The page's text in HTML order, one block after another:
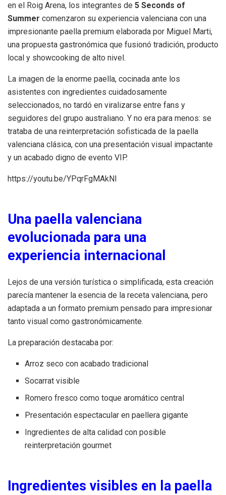
en el Roig Arena, los integrantes de 5 Seconds of
Summer comenzaron su experiencia valenciana con una
impresionante paella premium elaborada por Miguel Marti,
una propuesta gastronómica que fusionó tradición, producto
local y showcooking de alto nivel.
La imagen de la enorme paella, cocinada ante los
asistentes con ingredientes cuidadosamente
seleccionados, no tardó en viralizarse entre fans y
seguidores del grupo australiano. Y no era para menos: se
trataba de una reinterpretación sofisticada de la paella
valenciana clásica, con una presentación visual impactante
y un acabado digno de evento VIP.
https://youtu.be/YPqrFgMAkNI
Una paella valenciana
evolucionada para una
experiencia internacional
Lejos de una versión turística o simplificada, esta creación
parecía mantener la esencia de la receta valenciana, pero
adaptada a un formato premium pensado para impresionar
tanto visual como gastronómicamente.
La preparación destacaba por:
Arroz seco con acabado tradicional
Socarrat visible
Romero fresco como toque aromático central
Presentación espectacular en paellera gigante
Ingredientes de alta calidad con posible
reinterpretación gourmet
Ingredientes visibles en la paella